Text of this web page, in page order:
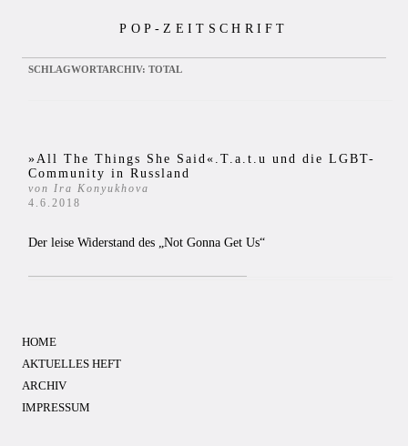
POP-ZEITSCHRIFT
SCHLAGWORTARCHIV: TOTAL
»All The Things She Said«.T.a.t.u und die LGBT-
Community in Russland
von Ira Konyukhova
4.6.2018
Der leise Widerstand des „Not Gonna Get Us“
HOME
AKTUELLES HEFT
ARCHIV
IMPRESSUM